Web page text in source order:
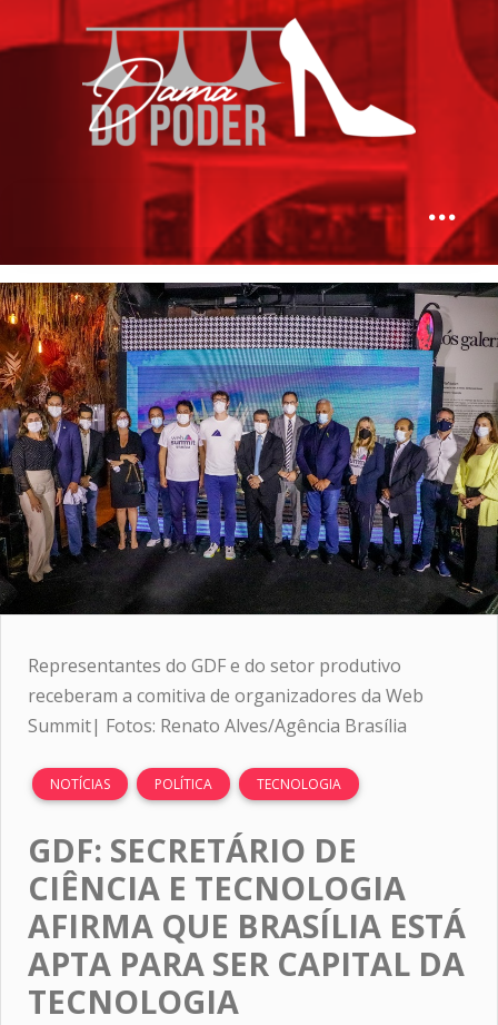
Representantes do GDF e do setor produtivo
receberam a comitiva de organizadores da Web
Summit| Fotos: Renato Alves/Agência Brasília
NOTÍCIAS POLÍTICA TECNOLOGIA
GDF: SECRETÁRIO DE
CIÊNCIA E TECNOLOGIA
AFIRMA QUE BRASÍLIA ESTÁ
APTA PARA SER CAPITAL DA
TECNOLOGIA